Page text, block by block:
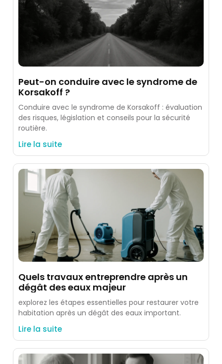
Peut-on conduire avec le syndrome de
Korsakoff ?
Conduire avec le syndrome de Korsakoff : évaluation
des risques, législation et conseils pour la sécurité
routière.
Lire la suite
Quels travaux entreprendre après un
dégât des eaux majeur
explorez les étapes essentielles pour restaurer votre
habitation après un dégât des eaux important.
Lire la suite